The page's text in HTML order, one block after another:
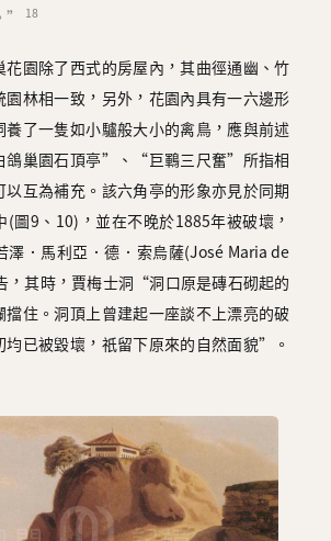
” 18
花園除了西式的房屋內，其曲徑通幽、竹
園林相一致，另外，花園內具有一六邊形
養了一隻如小驢般大小的禽鳥，應與前述
鴿巢園石頂亭”、“巨鶤三尺奮”所指相
以互為補充。該六角亭的形象亦見於同期
(圖9、10)，並在不晚於1885年被破壞，
澤．馬利亞．德．索烏薩(José Maria de
，其時，賈梅士洞“洞口原是磚石砌起的
擋住。洞頂上曾建起一座談不上漂亮的破
均已被毀壞，祇留下原來的自然面貌”。